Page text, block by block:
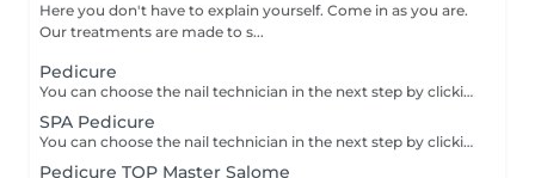
Here you don't have to explain yourself. Come in as you are.
Our treatments are made to s...
Pedicure
You can choose the nail technician in the next step by clicking "Select employee". PEDICURE includes: Nail shaping Cuticle care Rough skin and side ridges removal Heels cleaning Buffing If you choose "with SEMI-PERMANENT polish" The semi-permanent polish application is added. If you choose "toes with polish" (no full foot treatment) The semi-permanent or regular polish application is added. NO full feet treatment - without heels cleaning and polish. If you choose "Removal" includes old gel removal only and NO toes and foot treatment.
SPA Pedicure
You can choose the nail technician in the next step by clicking "Select employee". SPA PEDICURE includes: Warm water soak Nail shaping Cuticle care Rough skin and side ridges removal Heels cleaning Buffing If you choose "with SEMI-PERMANENT polish": Semi-permanent polish application is added. If you choose "toes with polish" (no full foot treatment): Semi-permanent or regular polish application is added. No full feet treatment without heels cleaning and polish on skin. If you choose "Removal": Includes old gel removal only no toes or foot treatment.
Pedicure TOP Master Salome